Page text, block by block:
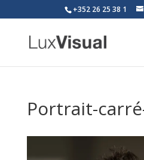
+352 26 25 38 1
Portrait-